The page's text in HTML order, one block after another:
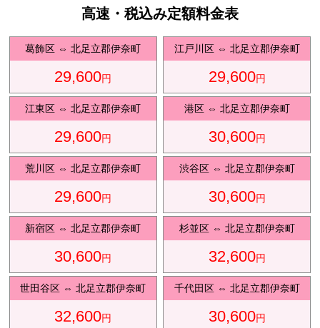
送迎プ
ラン
観光タクシ
ー
高速・税込み定額料金表
葛飾区 ⇔北足立郡伊奈町
29,600円
江戸川区⇔ 北足立郡伊奈町
29,600円
江東区 ⇔北足立郡伊奈町
29,600円
港区⇔ 北足立郡伊奈町
30,600円
荒川区 ⇔北足立郡伊奈町
29,600円
渋谷区⇔ 北足立郡伊奈町
30,600円
新宿区 ⇔北足立郡伊奈町
30,600円
杉並区⇔ 北足立郡伊奈町
32,600円
世田谷区 ⇔北足立郡伊奈町
32,600円
千代田区⇔ 北足立郡伊奈町
30,600円